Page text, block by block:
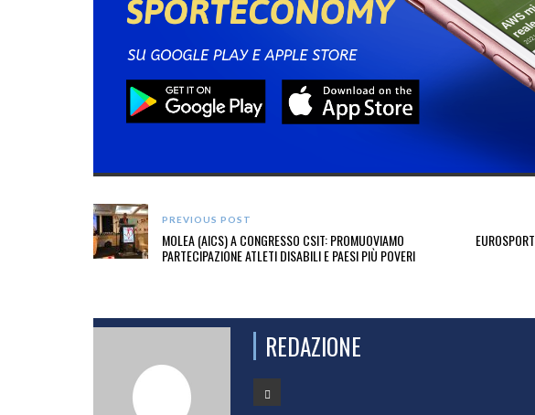
PREVIOUS POST
MOLEA (AICS) A CONGRESSO CSIT: PROMUOVIAMO
PARTECIPAZIONE ATLETI DISABILI E PAESI PIÙ POVERI
REDAZIONE